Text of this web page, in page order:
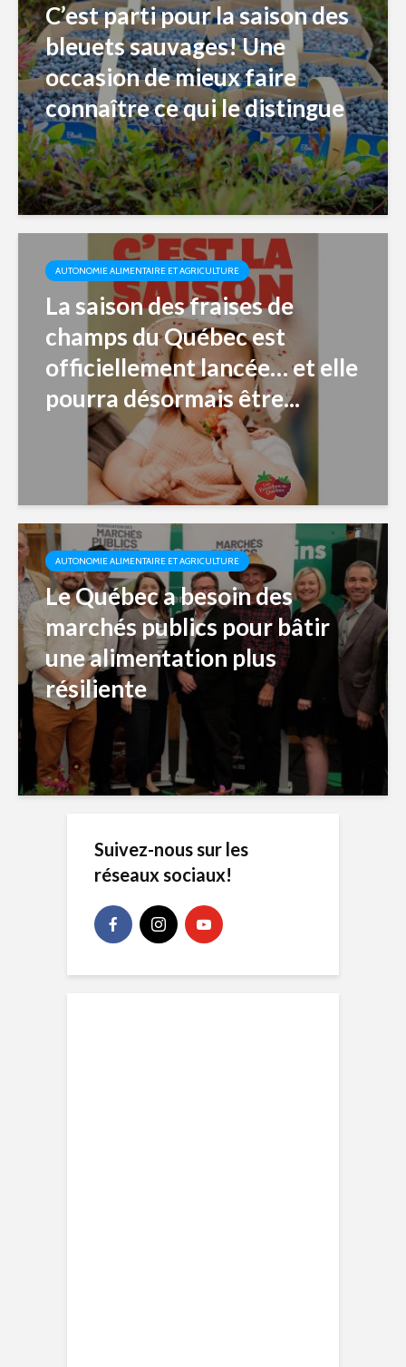
C’est parti pour la saison des
bleuets sauvages! Une
occasion de mieux faire
connaître ce qui le distingue
AUTONOMIE ALIMENTAIRE ET AGRICULTURE
La saison des fraises de
champs du Québec est
officiellement lancée… et elle
pourra désormais être...
AUTONOMIE ALIMENTAIRE ET AGRICULTURE
Le Québec a besoin des
marchés publics pour bâtir
une alimentation plus
résiliente
Suivez-nous sur les
réseaux sociaux!